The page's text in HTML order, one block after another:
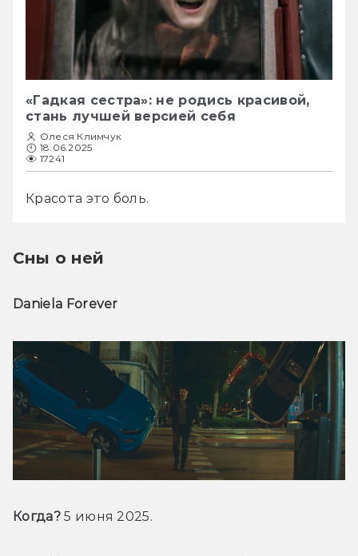
«Гадкая сестра»: не родись красивой,
стань лучшей версией себя
Олеся Климчук
18.06.2025
17241
Красота это боль.
Сны о ней
Daniela Forever
Когда? 5 июня 2025.